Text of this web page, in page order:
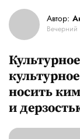
Автор:
Вечерний
носить
и